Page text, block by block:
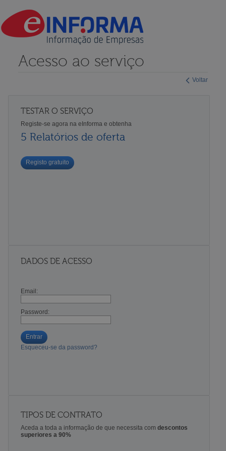
Voltar
Acesso ao serviço
TESTAR O SERVIÇO
Registe-se agora na eInforma e obtenha
5 Relatórios de oferta
Registo gratuito
DADOS DE ACESSO
Email:
Password:
Entrar
Esqueceu-se da password?
TIPOS DE CONTRATO
Aceda a toda a informação de que necessita com descontos
superiores a 90%